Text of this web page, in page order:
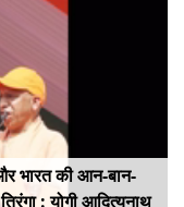
भारत की आन-बान-
: योगी आदित्यनाथ